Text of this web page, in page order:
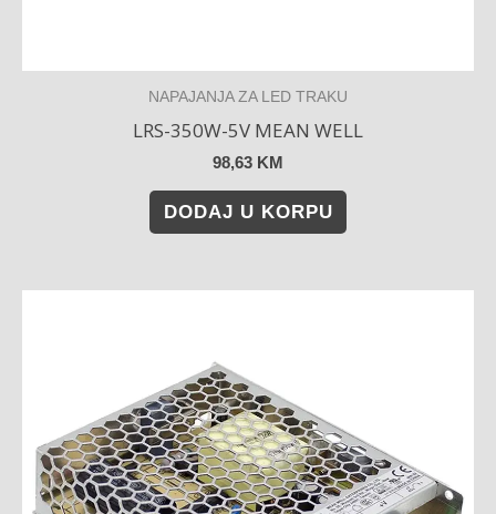
NAPAJANJA ZA LED TRAKU
LRS-350W-5V MEAN WELL
98,63 KM
DODAJ U KORPU